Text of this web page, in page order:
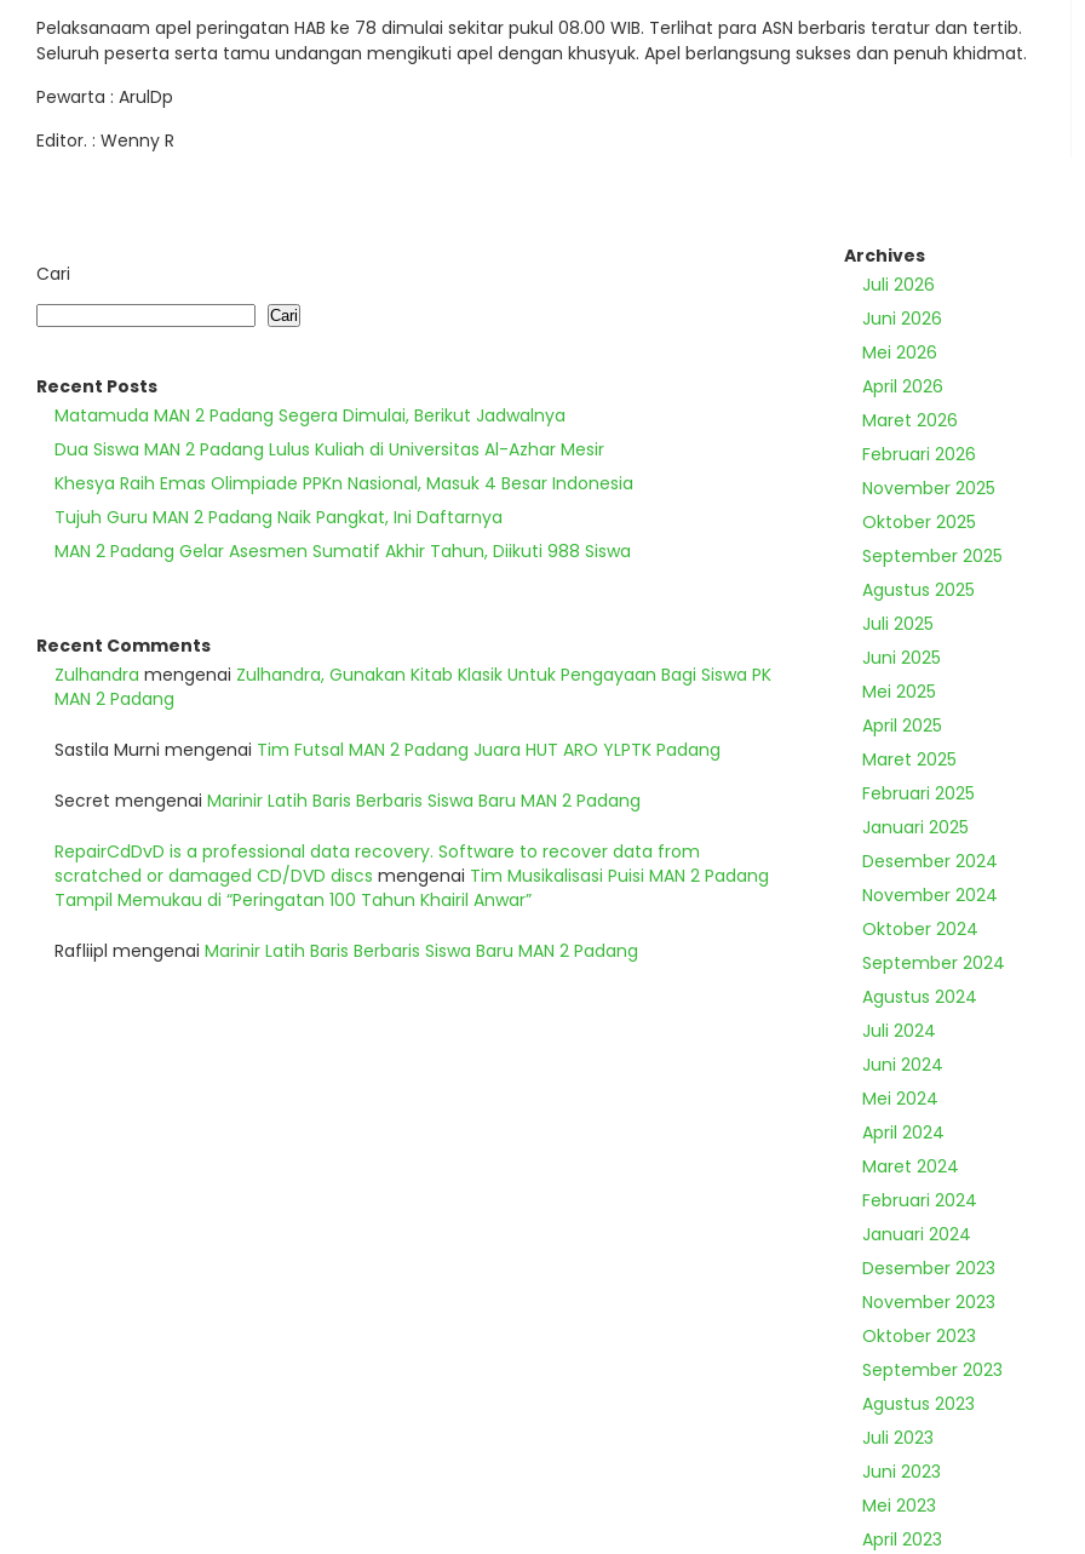
Pelaksanaam apel peringatan HAB ke 78 dimulai sekitar pukul 08.00 WIB. Terlihat para ASN berbaris teratur dan tertib.
Seluruh peserta serta tamu undangan mengikuti apel dengan khusyuk. Apel berlangsung sukses dan penuh khidmat.
Pewarta : ArulDp
Editor. : Wenny R
Cari
Cari
Recent Posts
Matamuda MAN 2 Padang Segera Dimulai, Berikut Jadwalnya
Dua Siswa MAN 2 Padang Lulus Kuliah di Universitas Al-Azhar Mesir
Khesya Raih Emas Olimpiade PPKn Nasional, Masuk 4 Besar Indonesia
Tujuh Guru MAN 2 Padang Naik Pangkat, Ini Daftarnya
MAN 2 Padang Gelar Asesmen Sumatif Akhir Tahun, Diikuti 988 Siswa
Recent Comments
Zulhandra mengenai Zulhandra, Gunakan Kitab Klasik Untuk Pengayaan Bagi Siswa PK
MAN 2 Padang
Sastila Murni mengenai Tim Futsal MAN 2 Padang Juara HUT ARO YLPTK Padang
Secret mengenai Marinir Latih Baris Berbaris Siswa Baru MAN 2 Padang
RepairCdDvD is a professional data recovery. Software to recover data from
scratched or damaged CD/DVD discs mengenai Tim Musikalisasi Puisi MAN 2 Padang
Tampil Memukau di “Peringatan 100 Tahun Khairil Anwar”
Rafliipl mengenai Marinir Latih Baris Berbaris Siswa Baru MAN 2 Padang
Archives
Juli 2026
Juni 2026
Mei 2026
April 2026
Maret 2026
Februari 2026
November 2025
Oktober 2025
September 2025
Agustus 2025
Juli 2025
Juni 2025
Mei 2025
April 2025
Maret 2025
Februari 2025
Januari 2025
Desember 2024
November 2024
Oktober 2024
September 2024
Agustus 2024
Juli 2024
Juni 2024
Mei 2024
April 2024
Maret 2024
Februari 2024
Januari 2024
Desember 2023
November 2023
Oktober 2023
September 2023
Agustus 2023
Juli 2023
Juni 2023
Mei 2023
April 2023